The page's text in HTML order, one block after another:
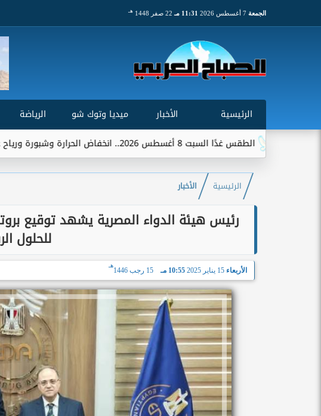
الجمعة 11:31 مـ 22 صفر 1448 هـ
الرئيسية الأخبار ميديا وتوك شو الرياضة
الطقس غدًا السبت 8 أغسطس 2026.. انخفاض الحرارة وشبورة ورياح على عدة...
الرئيسية الأخبار
رئيس هيئة الدواء المصرية يشهد توقيع
للحلول
الأربعاء 15 يناير 2025 10:55 مـ 15 رجب 1446
هـ